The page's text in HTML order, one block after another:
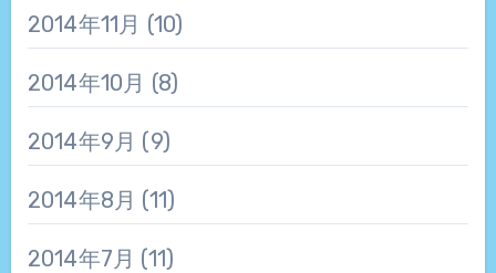
2014年11月 (10)
2014年10月 (8)
2014年9月 (9)
2014年8月 (11)
2014年7月 (11)